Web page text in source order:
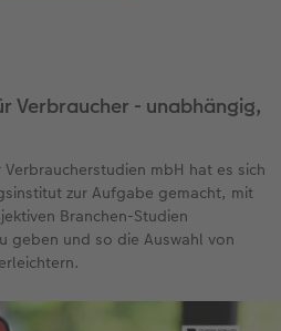
Verbraucher - unabhängig,
mbH hat es sich
zur Aufgabe gemacht, mit
Branchen-Studien
geben und so die Auswahl von